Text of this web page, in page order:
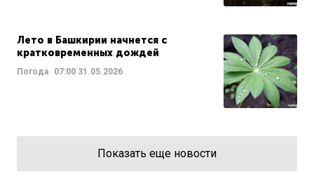
Лето в Башкирии начнется с
кратковременных дождей
Погода 07:00 31.05.2026
Показать еще новости